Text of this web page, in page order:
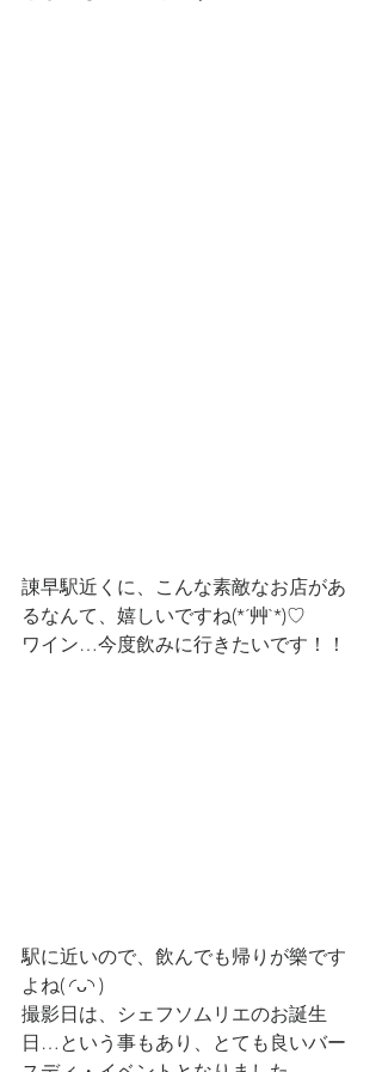
諌早駅近くに、こんな素敵なお店があ
るなんて、嬉しいですね(*´艸`*)♡
ワイン…今度飲みに行きたいです！！
駅に近いので、飲んでも帰りが樂です
よね( ◜ᴗ◝ )
撮影日は、シェフソムリエのお誕生
日…という事もあり、とても良いバー